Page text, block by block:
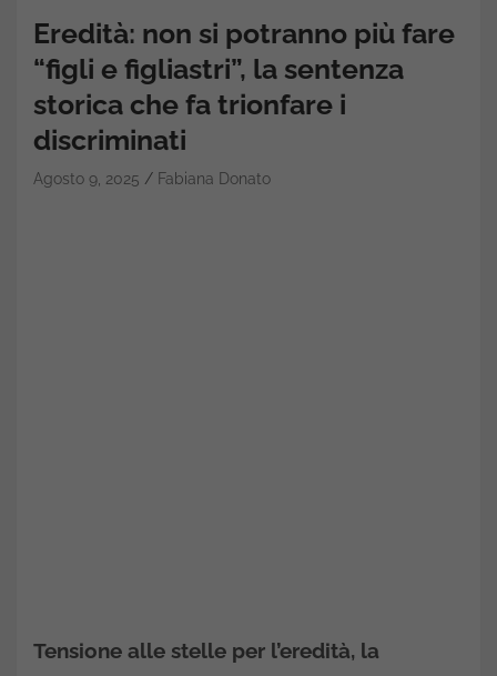
Eredità: non si potranno più fare
“figli e figliastri”, la sentenza
storica che fa trionfare i
discriminati
Agosto 9, 2025 Fabiana Donato
Tensione alle stelle per l’eredità, la